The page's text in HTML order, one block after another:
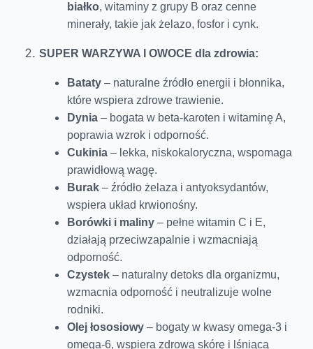
białko, witaminy z grupy B oraz cenne
minerały, takie jak żelazo, fosfor i cynk.
SUPER WARZYWA I OWOCE dla zdrowia:
Bataty – naturalne źródło energii i błonnika,
które wspiera zdrowe trawienie.
Dynia – bogata w beta-karoten i witaminę A,
poprawia wzrok i odporność.
Cukinia – lekka, niskokaloryczna, wspomaga
prawidłową wagę.
Burak – źródło żelaza i antyoksydantów,
wspiera układ krwionośny.
Borówki i maliny – pełne witamin C i E,
działają przeciwzapalnie i wzmacniają
odporność.
Czystek – naturalny detoks dla organizmu,
wzmacnia odporność i neutralizuje wolne
rodniki.
Olej łososiowy – bogaty w kwasy omega-3 i
omega-6, wspiera zdrową skórę i lśniącą